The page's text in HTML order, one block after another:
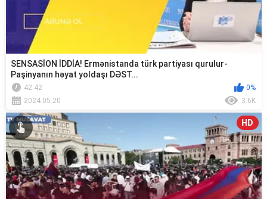
SENSASİON İDDİA! Ermənistanda türk partiyası qurulur-
Paşinyanın həyat yoldaşı DƏST...
42:42
0%
2024.05.20
3.6K
HD